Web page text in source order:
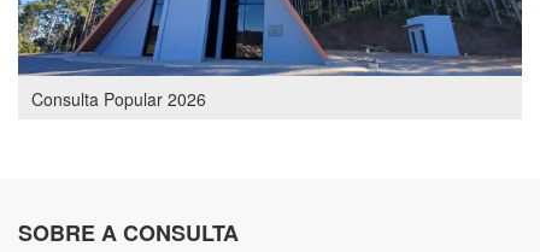
Consulta Popular 2026
SOBRE A CONSULTA